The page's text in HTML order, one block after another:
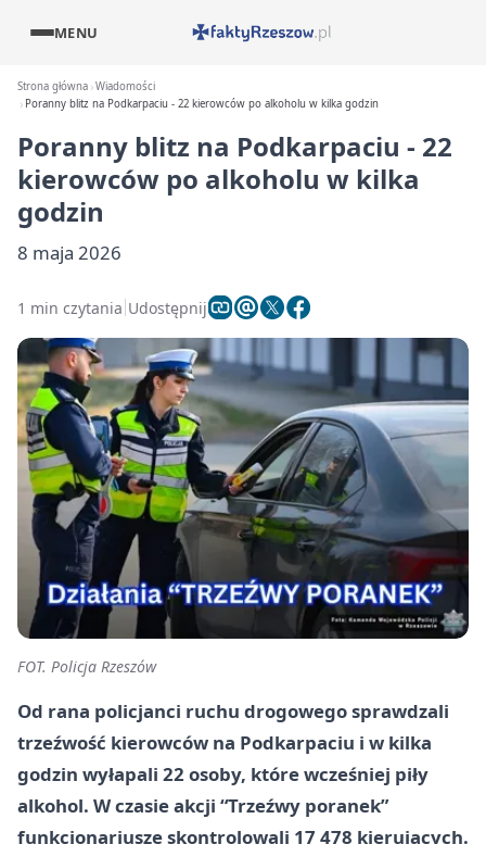
MENU
Strona główna Wiadomości
Poranny blitz na Podkarpaciu - 22 kierowców po alkoholu w kilka godzin
Poranny blitz na Podkarpaciu - 22
kierowców po alkoholu w kilka
godzin
8 maja 2026
1 min czytania Udostępnij
FOT. Policja Rzeszów
Od rana policjanci ruchu drogowego sprawdzali
trzeźwość kierowców na Podkarpaciu i w kilka
godzin wyłapali 22 osoby, które wcześniej piły
alkohol. W czasie akcji “Trzeźwy poranek”
funkcjonariusze skontrolowali 17 478 kierujących.